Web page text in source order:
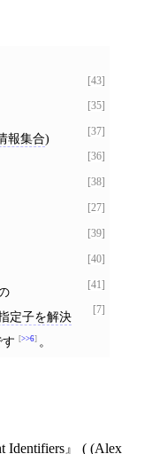
[43]
[35]
[37]
[36]
報集合)
[38]
[27]
[39]
[40]
[41]
[7]
定子を解決
す >>6 。
Identifiers ( (Alex